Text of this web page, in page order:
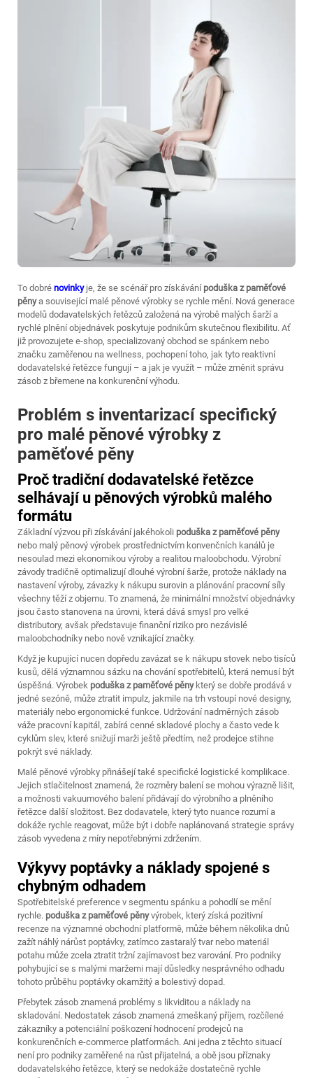
To dobré novinky je, že se scénář pro získávání poduška z paměťové
pěnya související malé pěnové výrobky se rychle mění. Nová generace
modelů dodavatelských řetězců založená na výrobě malých šarží a
rychlé plnění objednávek poskytuje podnikům skutečnou flexibilitu. Ať
již provozujete e-shop, specializovaný obchod se spánkem nebo
značku zaměřenou na wellness, pochopení toho, jak tyto reaktivní
dodavatelské řetězce fungují – a jak je využít – může změnit správu
zásob z břemene na konkurenční výhodu.
Problém s inventarizací specifický
pro malé pěnové výrobky z
paměťové pěny
Proč tradiční dodavatelské řetězce
selhávají u pěnových výrobků malého
formátu
Základní výzvou při získávání jakéhokoli poduška z paměťové pěny
nebo malý pěnový výrobek prostřednictvím konvenčních kanálů je
nesoulad mezi ekonomikou výroby a realitou maloobchodu. Výrobní
závody tradičně optimalizují dlouhé výrobní šarže, protože náklady na
nastavení výroby, závazky k nákupu surovin a plánování pracovní síly
všechny těží z objemu. To znamená, že minimální množství objednávky
jsou často stanovena na úrovni, která dává smysl pro velké
distributory, avšak představuje finanční riziko pro nezávislé
maloobchodníky nebo nově vznikající značky.
Když je kupující nucen dopředu zavázat se k nákupu stovek nebo tisíců
kusů, dělá významnou sázku na chování spotřebitelů, která nemusí být
úspěšná. Výrobek poduška z paměťové pěny který se dobře prodává v
jedné sezóně, může ztratit impulz, jakmile na trh vstoupí nové designy,
materiály nebo ergonomické funkce. Udržování nadměrných zásob
váže pracovní kapitál, zabírá cenné skladové plochy a často vede k
cyklům slev, které snižují marži ještě předtím, než prodejce stihne
pokrýt své náklady.
Malé pěnové výrobky přinášejí také specifické logistické komplikace.
Jejich stlačitelnost znamená, že rozměry balení se mohou výrazně lišit,
a možnosti vakuumového balení přidávají do výrobního a plněního
řetězce další složitost. Bez dodavatele, který tyto nuance rozumí a
dokáže rychle reagovat, může být i dobře naplánovaná strategie správy
zásob vyvedena z míry nepotřebnými zdržením.
Výkyvy poptávky a náklady spojené s
chybným odhadem
Spotřebitelské preference v segmentu spánku a pohodlí se mění
rychle. poduška z paměťové pěnyvýrobek, který získá pozitivní
recenze na významné obchodní platformě, může během několika dnů
zažít náhlý nárůst poptávky, zatímco zastaralý tvar nebo materiál
potahu může zcela ztratit tržní zajímavost bez varování. Pro podniky
pohybující se s malými maržemi mají důsledky nesprávného odhadu
tohoto průběhu poptávky okamžitý a bolestivý dopad.
Přebytek zásob znamená problémy s likviditou a náklady na
skladování. Nedostatek zásob znamená zmeškaný příjem, rozčílené
zákazníky a potenciální poškození hodnocení prodejců na
konkurenčních e-commerce platformách. Ani jedna z těchto situací
není pro podniky zaměřené na růst přijatelná, a obě jsou příznaky
dodavatelského řetězce, který se nedokáže dostatečně rychle